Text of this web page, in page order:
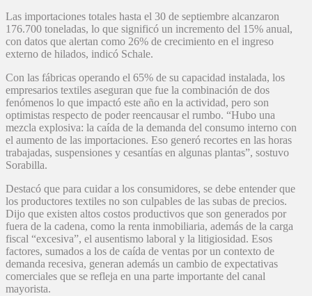
Las importaciones totales hasta el 30 de septiembre alcanzaron
176.700 toneladas, lo que significó un incremento del 15% anual,
con datos que alertan como 26% de crecimiento en el ingreso
externo de hilados, indicó Schale.
Con las fábricas operando el 65% de su capacidad instalada, los
empresarios textiles aseguran que fue la combinación de dos
fenómenos lo que impactó este año en la actividad, pero son
optimistas respecto de poder reencausar el rumbo. “Hubo una
mezcla explosiva: la caída de la demanda del consumo interno con
el aumento de las importaciones. Eso generó recortes en las horas
trabajadas, suspensiones y cesantías en algunas plantas”, sostuvo
Sorabilla.
Destacó que para cuidar a los consumidores, se debe entender que
los productores textiles no son culpables de las subas de precios.
Dijo que existen altos costos productivos que son generados por
fuera de la cadena, como la renta inmobiliaria, además de la carga
fiscal “excesiva”, el ausentismo laboral y la litigiosidad. Esos
factores, sumados a los de caída de ventas por un contexto de
demanda recesiva, generan además un cambio de expectativas
comerciales que se refleja en una parte importante del canal
mayorista.